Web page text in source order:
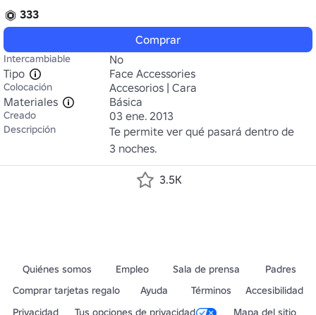
333
Comprar
Intercambiable
No
Tipo
Face Accessories
Colocación
Accesorios | Cara
Materiales
Básica
Creado 03 ene. 2013
Descripción
Te permite ver qué pasará dentro de
3 noches.
3.5K
Quiénes somos Empleo Sala de prensa
Padres
Comprar tarjetas regalo
Ayuda Términos
Accesibilidad
Privacidad
Tus opciones de privacidad Mapa del sitio